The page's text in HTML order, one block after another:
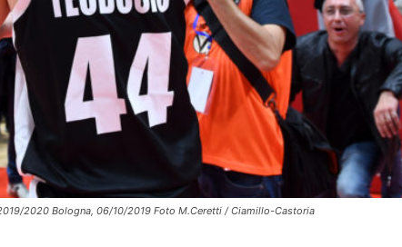
2020 Bologna, 06/10/2019 Foto M.Ceretti / Ciamillo-Castoria